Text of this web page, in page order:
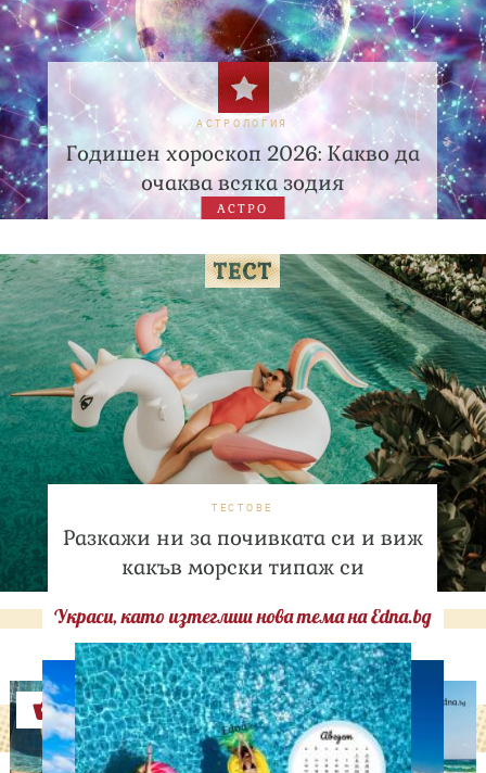
АСТРОЛОГИЯ
Годишен хороскоп 2026: Какво да
очаква всяка зодия
АСТРО
ТЕСТОВЕ
Разкажи ни за почивката си и виж
какъв морски типаж си
Украси, като изтеглиш нова тема на Edna.bg
Оферти